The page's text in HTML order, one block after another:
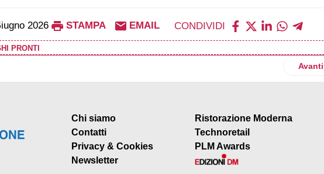
2026 STAMPA EMAIL CONDIVIDI
PRONTI
Group: 400 milioni di fatturato e focus su innovazione ed export Avanti
Chi siamo
Contatti
Privacy & Cookies
Newsletter
Ristorazione Moderna
Technoretail
PLM Awards